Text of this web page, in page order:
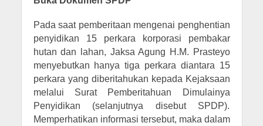
Pada saat pemberitaan mengenai penghentian
penyidikan 15 perkara korporasi pembakar
hutan dan lahan, Jaksa Agung H.M. Prasteyo
menyebutkan hanya tiga perkara diantara 15
perkara yang diberitahukan kepada Kejaksaan
melalui Surat Pemberitahuan Dimulainya
Penyidikan (selanjutnya disebut SPDP).
Memperhatikan informasi tersebut, maka dalam